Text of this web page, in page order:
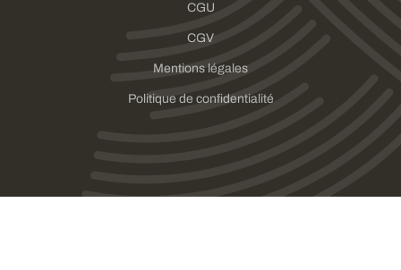
CGU
CGV
Mentions légales
Politique de confidentialité